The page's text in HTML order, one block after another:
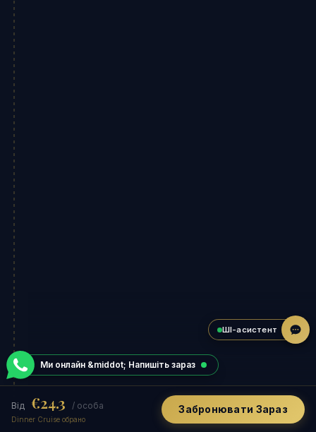
Від €24.3 / особа
Dinner Cruise обрано
Забронювати Зараз
Ми онлайн &middot; Напишіть зараз
ШІ-асистент